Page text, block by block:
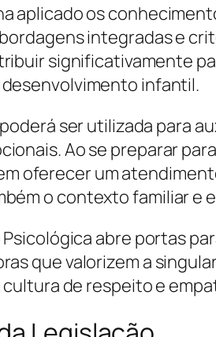
aplicado os
integradas e
significativamente
infantil.
ser utilizada para
Ao se preparar
oferecer um
o contexto familiar e
abre portas
que valorizem a
de respeito e